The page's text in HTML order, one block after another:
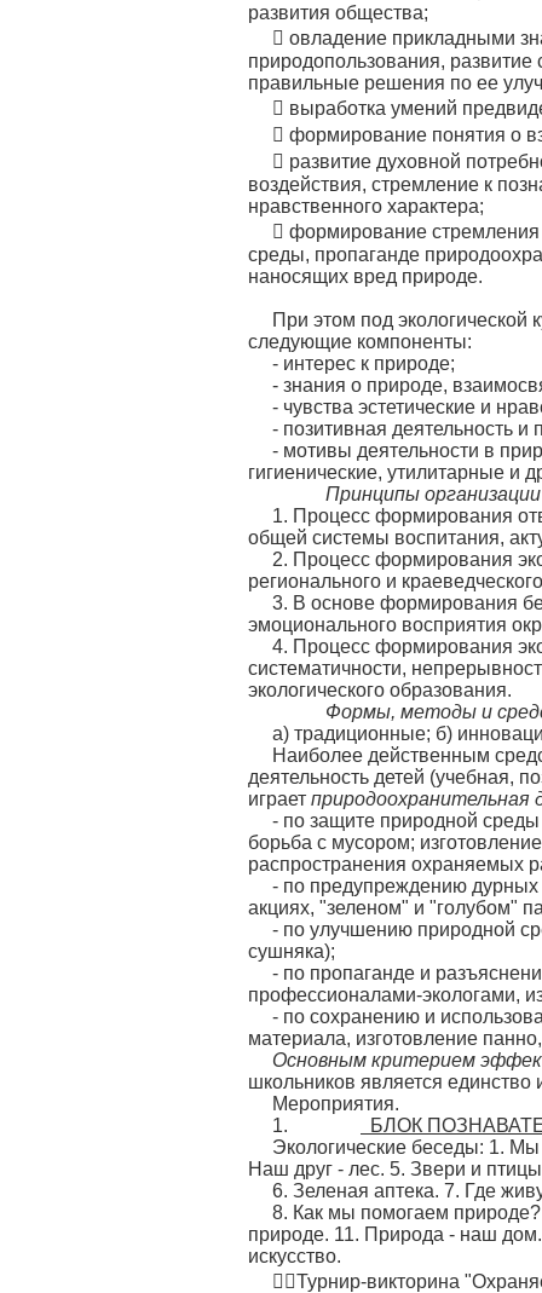
развития общества;
 овладение прикладными
природопользования,
правильные решения по ее
 выработка умений
 формирование понятия о
 развитие духовной
воздействия, стремление к
нравственного характера;
 формирование
среды, пропаганде
наносящих вред природе.
При этом под экологической
следующие компоненты:
- интерес к природе;
- знания о природе,
- чувства эстетические и
- позитивная деятельность
- мотивы деятельности в
гигиенические, утилитарные и
Принципы
1. Процесс формирования
общей системы воспитания,
2. Процесс формирования
регионального и
3. В основе формирования
эмоционального восприятия
4. Процесс формирования
систематичности,
экологического образования.
Формы, методы и
а) традиционные; б)
Наиболее действенным
деятельность детей (учебная,
играет природоохранительная
- по защите природной
борьба с мусором;
распространения охраняемых
- по предупреждению дурных
акциях, "зеленом" и "голубом"
- по улучшению природной
сушняка);
- по пропаганде и
профессионалами-экологами,
- по сохранению и
материала, изготовление
Основным критерием
школьников является единство
Мероприятия.
1.
БЛОК
Экологические беседы: 1.
Наш друг - лес. 5. Звери и
6. Зеленая аптека. 7. Где
8. Как мы помогаем
природе. 11. Природа - наш
искусство.
Турнир-викторина